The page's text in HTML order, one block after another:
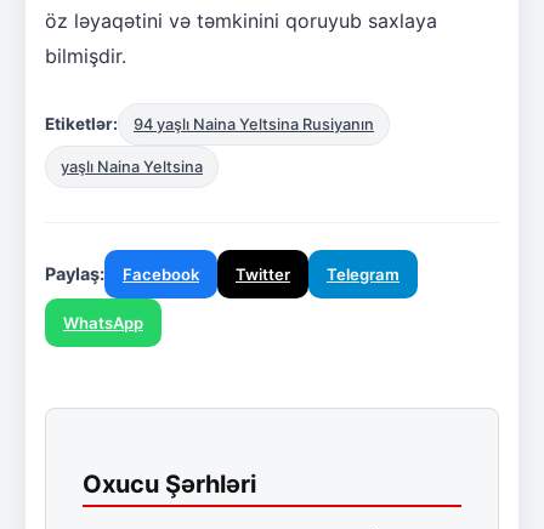
öz ləyaqətini və təmkinini qoruyub saxlaya
bilmişdir.
Etiketlər: 94 yaşlı Naina Yeltsina Rusiyanın
yaşlı Naina Yeltsina
Paylaş: Facebook Twitter Telegram
WhatsApp
Oxucu Şərhləri